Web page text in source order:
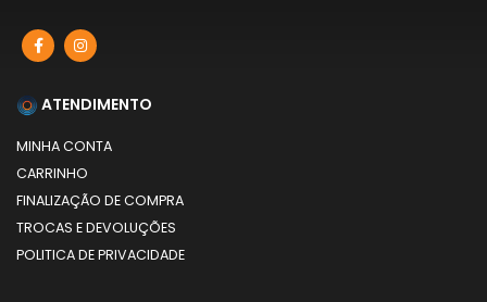
ATENDIMENTO
MINHA CONTA
CARRINHO
FINALIZAÇÃO DE COMPRA
TROCAS E DEVOLUÇÕES
POLITICA DE PRIVACIDADE